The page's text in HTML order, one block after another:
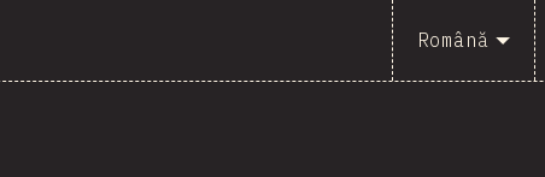
Română